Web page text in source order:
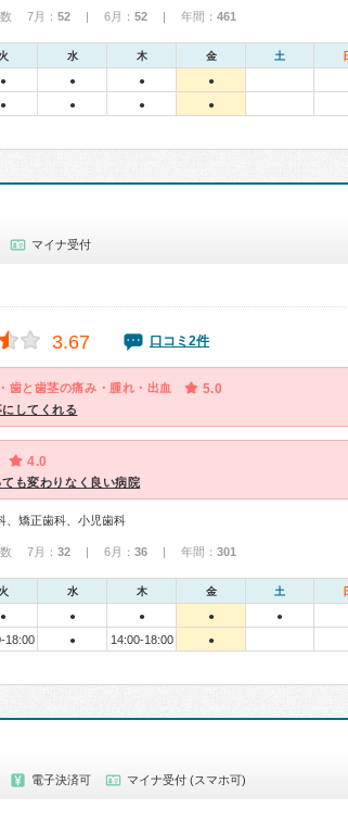
数 7月： 52 | 6月： 52 | 年間： 461
火 水 木 金 土
● ● ● ●
● ● ● ●
マイナ受付
3.67 口コミ2件
歯と歯茎の痛み・腫れ・出血 5.0
してくれる
4.0
ても変わりなく良い病院
、矯正歯科、小児歯科
数 7月： 32 | 6月： 36 | 年間： 301
火 水 木 金 土
● ● ● ● ●
18:00 ● 14:00-18:00 ●
電子決済可 マイナ受付 (スマホ可)